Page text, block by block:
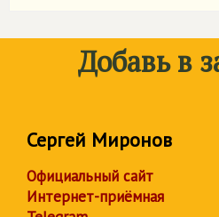
Добавь в
Сергей Миронов
Официальный сайт
Интернет-приёмная